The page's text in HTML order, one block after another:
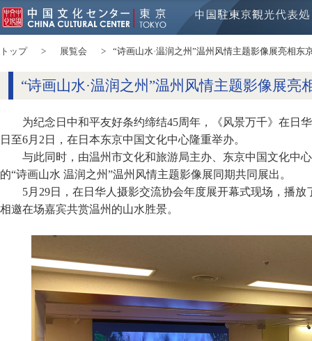
トップ 展覧会 “诗画山水·温润之州”温州风情主题影像展亮相东
“诗画山水·温润之州”温州风情主题影像展亮
为纪念日中和平友好条约缔结45周年，《风景万千》在日
日至6月2日，在日本东京中国文化中心隆重举办。
与此同时，由温州市文化和旅游局主办、东京中国文化中
的“诗画山水 温润之州”温州风情主题影像展同期共同展出。
5月29日，在日华人摄影交流协会年度展开幕式现场，播
相邀在场嘉宾共赏温州的山水胜景。